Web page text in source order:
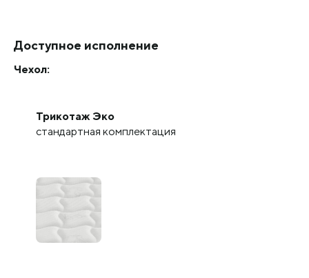
Доступное исполнение
Чехол:
Трикотаж Эко
стандартная комплектация